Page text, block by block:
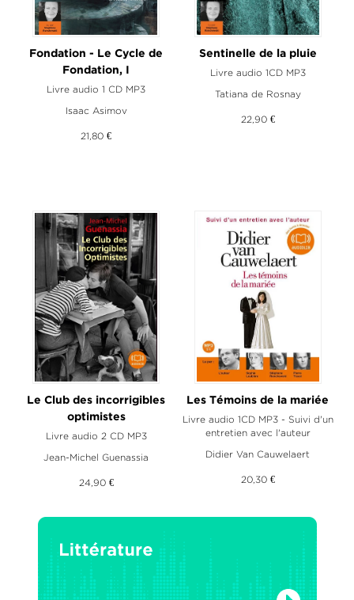
Fondation - Le Cycle de
Fondation, I
Livre audio 1 CD MP3
Isaac Asimov
21,80 €
Sentinelle de la pluie
Livre audio 1CD MP3
Tatiana de Rosnay
22,90 €
Le Club des incorrigibles
optimistes
Livre audio 2 CD MP3
Jean-Michel Guenassia
24,90 €
Les Témoins de la mariée
Livre audio 1CD MP3 - Suivi d'un
entretien avec l'auteur
Didier Van Cauwelaert
20,30 €